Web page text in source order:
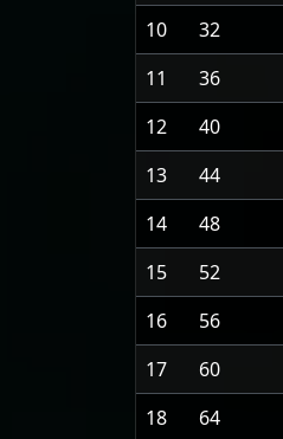
10
32
11
36
12
40
13
44
14
48
15
52
16
56
17
60
18
64